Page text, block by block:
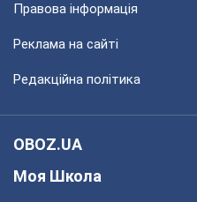
Правова інформація
Реклама на сайті
Редакційна політика
OBOZ.UA
Моя Школа